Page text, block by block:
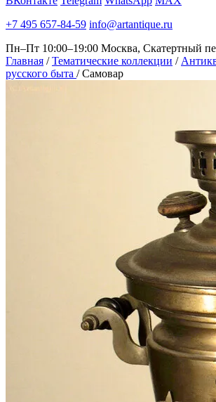
+7 495 657-84-59 info@artantique.ru
Пн–Пт 10:00–19:00 Москва, Скатертный
Главная / Тематические коллекции /
русского быта / Самовар